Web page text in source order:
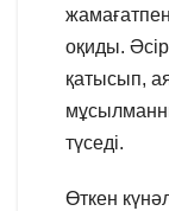
оқиды.
қатысып,
түседі.
Өткен